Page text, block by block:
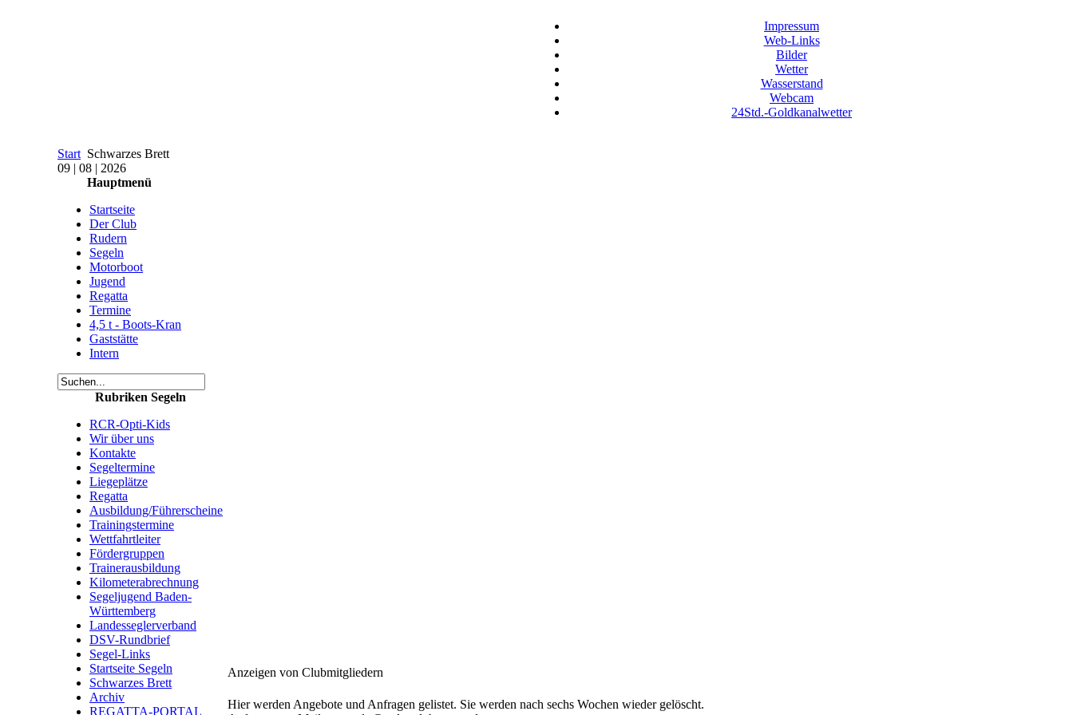
Impressum
Web-Links
Bilder
Wetter
Wasserstand
Webcam
24Std.-Goldkanalwetter
Start Schwarzes Brett
09 | 08 | 2026
Hauptmenü
Startseite
Der Club
Rudern
Segeln
Motorboot
Jugend
Regatta
Termine
4,5 t - Boots-Kran
Gaststätte
Intern
Rubriken Segeln
RCR-Opti-Kids
Wir über uns
Kontakte
Segeltermine
Liegeplätze
Regatta
Ausbildung/Führerscheine
Trainingstermine
Wettfahrtleiter
Fördergruppen
Trainerausbildung
Kilometerabrechnung
Segeljugend Baden-
Württemberg
Landesseglerverband
DSV-Rundbrief
Segel-Links
Startseite Segeln
Schwarzes Brett
Archiv
REGATTA-PORTAL
Anzeigen von Clubmitgliedern
Hier werden Angebote und Anfragen gelistet. Sie werden nach sechs Wochen wieder gelöscht.